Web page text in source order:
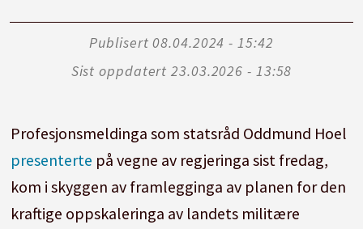
Publisert
08.04.2024 - 15:42
Sist oppdatert
23.03.2026 - 13:58
Profesjonsmeldinga som statsråd Oddmund Hoel
presenterte på vegne av regjeringa sist fredag,
kom i skyggen av framlegginga av planen for den
kraftige oppskaleringa av landets militære